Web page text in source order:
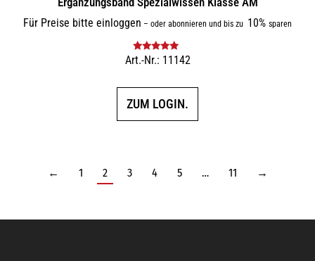
Für Preise bitte einloggen – oder abonnieren und bis zu 10% sparen
Bewertet mit
Art.-Nr.: 11142
ZUM LOGIN.
← 1 2 3 4 5 … 11 →